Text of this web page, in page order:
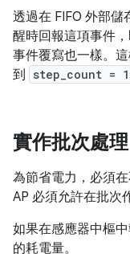
透過在 FIFO 外部儲
醒時回報這項事件
事件覆寫也一樣。
到
step_count =
實作批次處理
為節省電力，必須
AP 必須允許在批次
如果在感應器中樞
的耗電量。